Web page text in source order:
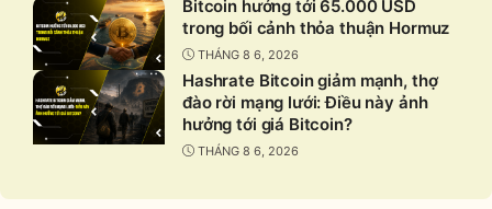
Bitcoin hướng tới 65.000 USD
trong bối cảnh thỏa thuận Hormuz
THÁNG 8 6, 2026
Hashrate Bitcoin giảm mạnh, thợ
đào rời mạng lưới: Điều này ảnh
hưởng tới giá Bitcoin?
THÁNG 8 6, 2026